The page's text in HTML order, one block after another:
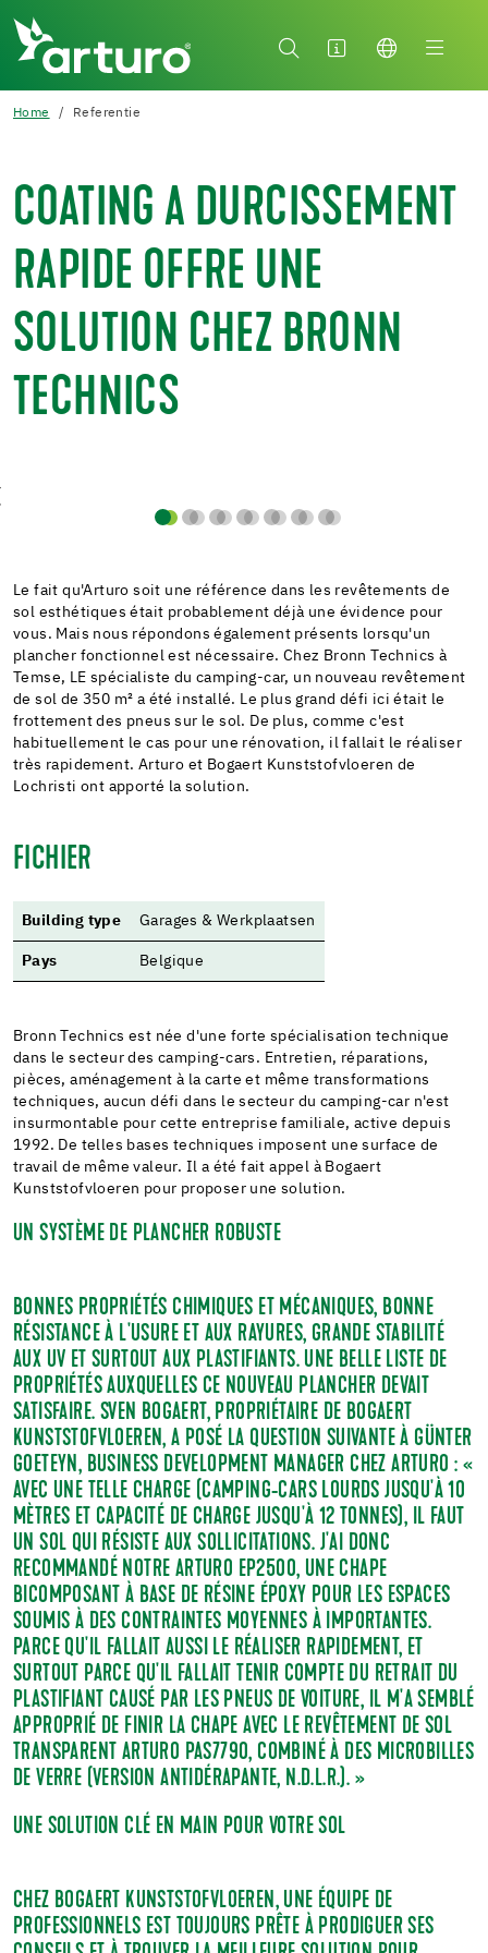
Home Referentie
COATING A DURCISSEMENT
RAPIDE OFFRE UNE
SOLUTION CHEZ BRONN
TECHNICS
Le fait qu'Arturo soit une référence dans les revêtements de
sol esthétiques était probablement déjà une évidence pour
vous. Mais nous répondons également présents lorsqu'un
plancher fonctionnel est nécessaire. Chez Bronn Technics à
Temse, LE spécialiste du camping-car, un nouveau revêtement
de sol de 350 m² a été installé. Le plus grand défi ici était le
frottement des pneus sur le sol. De plus, comme c'est
habituellement le cas pour une rénovation, il fallait le réaliser
très rapidement. Arturo et Bogaert Kunststofvloeren de
Lochristi ont apporté la solution.
FICHIER
Building type Garages & Werkplaatsen
Pays Belgique
Bronn Technics est née d'une forte spécialisation technique
dans le secteur des camping-cars. Entretien, réparations,
pièces, aménagement à la carte et même transformations
techniques, aucun défi dans le secteur du camping-car n'est
insurmontable pour cette entreprise familiale, active depuis
1992. De telles bases techniques imposent une surface de
travail de même valeur. Il a été fait appel à Bogaert
Kunststofvloeren pour proposer une solution.
UN SYSTÈME DE PLANCHER ROBUSTE
BONNES PROPRIÉTÉS CHIMIQUES ET MÉCANIQUES, BONNE
RÉSISTANCE À L'USURE ET AUX RAYURES, GRANDE STABILITÉ
AUX UV ET SURTOUT AUX PLASTIFIANTS. UNE BELLE LISTE DE
PROPRIÉTÉS AUXQUELLES CE NOUVEAU PLANCHER DEVAIT
SATISFAIRE. SVEN BOGAERT, PROPRIÉTAIRE DE BOGAERT
KUNSTSTOFVLOEREN, A POSÉ LA QUESTION SUIVANTE À GÜNTER
GOETEYN, BUSINESS DEVELOPMENT MANAGER CHEZ ARTURO : «
AVEC UNE TELLE CHARGE (CAMPING-CARS LOURDS JUSQU'À 10
MÈTRES ET CAPACITÉ DE CHARGE JUSQU'À 12 TONNES), IL FAUT
UN SOL QUI RÉSISTE AUX SOLLICITATIONS. J'AI DONC
RECOMMANDÉ NOTRE ARTURO EP2500, UNE CHAPE
BICOMPOSANT À BASE DE RÉSINE ÉPOXY POUR LES ESPACES
SOUMIS À DES CONTRAINTES MOYENNES À IMPORTANTES.
PARCE QU'IL FALLAIT AUSSI LE RÉALISER RAPIDEMENT, ET
SURTOUT PARCE QU'IL FALLAIT TENIR COMPTE DU RETRAIT DU
PLASTIFIANT CAUSÉ PAR LES PNEUS DE VOITURE, IL M'A SEMBLÉ
APPROPRIÉ DE FINIR LA CHAPE AVEC LE REVÊTEMENT DE SOL
TRANSPARENT ARTURO PAS7790, COMBINÉ À DES MICROBILLES
DE VERRE (VERSION ANTIDÉRAPANTE, N.D.L.R.). »
UNE SOLUTION CLÉ EN MAIN POUR VOTRE SOL
CHEZ BOGAERT KUNSTSTOFVLOEREN, UNE ÉQUIPE DE
PROFESSIONNELS EST TOUJOURS PRÊTE À PRODIGUER SES